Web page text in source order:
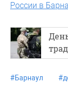
России в
#Барнаул #